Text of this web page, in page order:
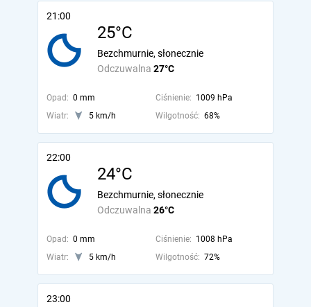
21:00
25°C
Odczuwalna 27°C
Bezchmurnie, słonecznie
Opad: 0 mm Ciśnienie: 1009 hPa
Wiatr:
5 km/h Wilgotność: 68%
22:00
24°C
Odczuwalna 26°C
Bezchmurnie, słonecznie
Opad: 0 mm Ciśnienie: 1008 hPa
Wiatr:
5 km/h Wilgotność: 72%
23:00